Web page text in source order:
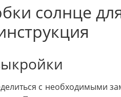
солнце
с необходимыми